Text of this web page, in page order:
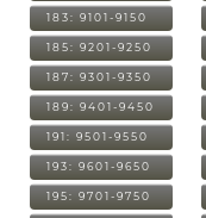
183: 9101-9150
185: 9201-9250
187: 9301-9350
189: 9401-9450
191: 9501-9550
193: 9601-9650
195: 9701-9750